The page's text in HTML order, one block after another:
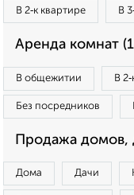
В 2‑к квартире В
Аренда комнат
В общежитии В
Без посредников
Продажа домов,
Дома Дачи